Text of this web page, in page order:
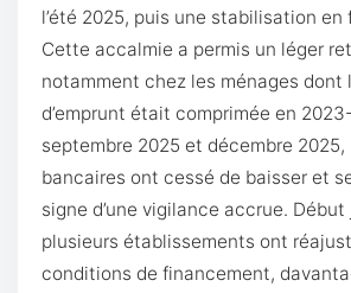
l’été 2025, puis une stabilisation en
Cette accalmie a permis un léger
notamment chez les ménages dont
d’emprunt était comprimée en
septembre 2025 et décembre 2025,
bancaires ont cessé de baisser et
signe d’une vigilance accrue. Début
plusieurs établissements ont
conditions de financement,